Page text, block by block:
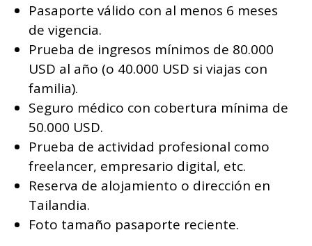
Pasaporte válido con al menos 6 meses
de vigencia.
Prueba de ingresos mínimos de 80.000
USD al año (o 40.000 USD si viajas con
familia).
Seguro médico con cobertura mínima de
50.000 USD.
Prueba de actividad profesional como
freelancer, empresario digital, etc.
Reserva de alojamiento o dirección en
Tailandia.
Foto tamaño pasaporte reciente.